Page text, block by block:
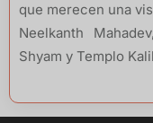
que merecen una
Neelkanth
Shyam y Templo